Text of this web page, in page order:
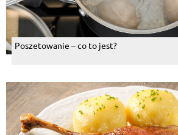
Poszetowanie – co to jest?